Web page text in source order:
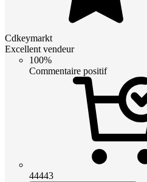
Cdkeymarkt
Excellent vendeur
100%
Commentaire positif
44443